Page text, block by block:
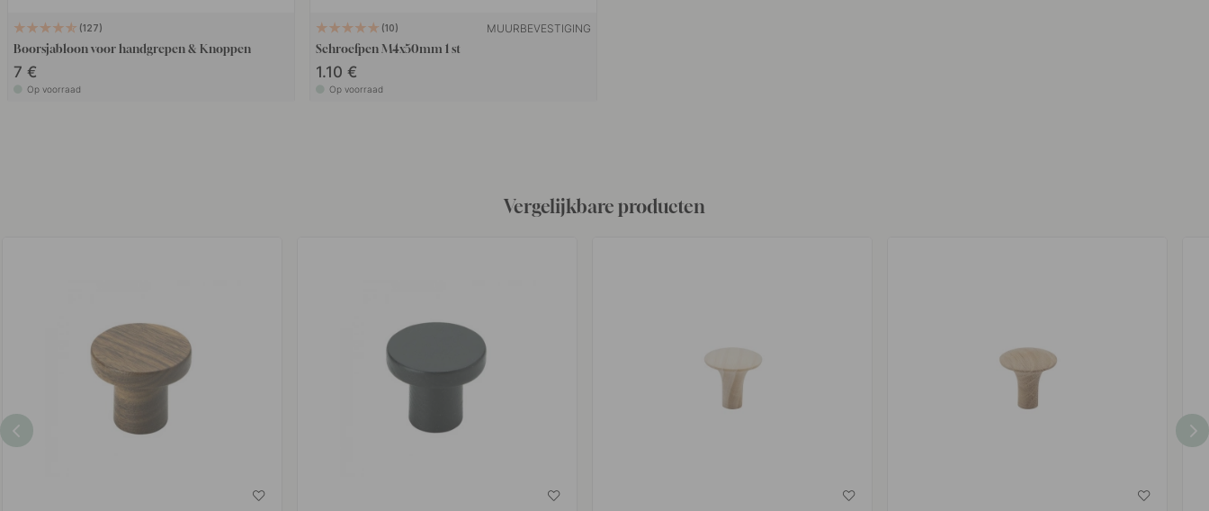
127
Boorsjabloon voor handgrepen & Knoppen
7 €
Op voorraad
10 MUURBEVESTIGING
Schroefpen M4x50mm 1 st
1.10 €
Op voorraad
Vergelijkbare producten